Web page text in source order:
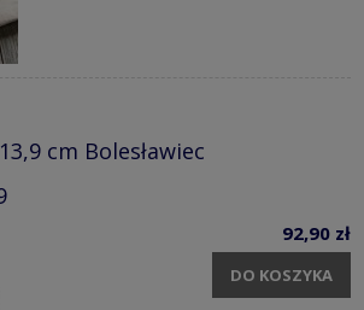
cm Bolesławiec
92,90 zł
DO KOSZYKA